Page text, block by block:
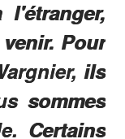
Pour
ils
sommes
Certains